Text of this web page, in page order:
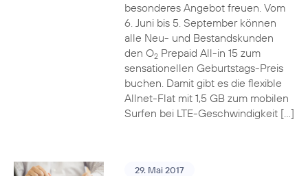
besonderes Angebot freuen. Vom
6. Juni bis 5. September können
alle Neu- und Bestandskunden
den O2Prepaid All-in 15 zum
sensationellen Geburtstags-Preis
buchen. Damit gibt es die flexible
Allnet-Flat mit 1,5 GB zum mobilen
Surfen bei LTE-Geschwindigkeit […]
29. Mai 2017